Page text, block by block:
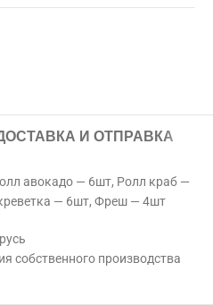
И ОТПРАВКА
авокадо — 6шт, Ролл краб —
— 6шт, Фреш — 4шт
собственного производства